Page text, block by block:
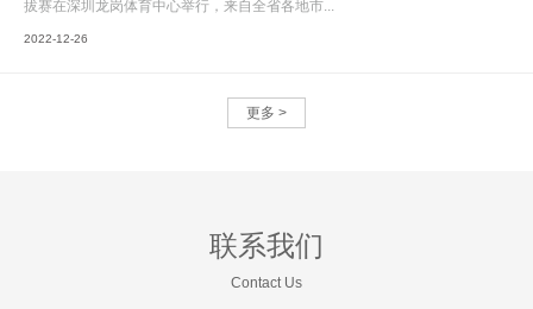
拔赛在深圳龙岗体育中心举行，来自全省各地市...
2022-12-26
更多 >
联系我们
Contact Us